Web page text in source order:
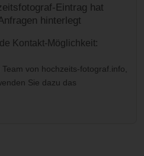
Eintrag hat
hinterlegt
Kontakt-Möglichkeit:
von hochzeits-fotograf.info,
Sie dazu das